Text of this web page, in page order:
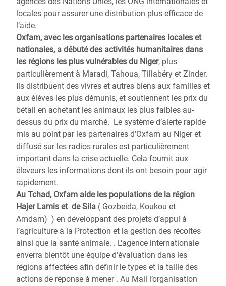
locales pour assurer une distribution plus efficace de
l’aide.
Oxfam, avec les organisations partenaires locales et
nationales, a débuté des activités humanitaires dans
les régions les plus vulnérables du Niger, plus
particulièrement à Maradi, Tahoua, Tillabéry et Zinder.
Ils distribuent des vivres et autres biens aux familles et
aux élèves les plus démunis, et soutiennent les prix du
bétail en achetant les animaux les plus faibles au-
dessus du prix du marché. Le système d’alerte rapide
mis au point par les partenaires d’Oxfam au Niger et
diffusé sur les radios rurales est particulièrement
important dans la crise actuelle. Cela fournit aux
éleveurs les informations dont ils ont besoin pour agir
rapidement.
Au Tchad, Oxfam aide les populations de la région
Hajer Lamis et de Sila ( Gozbeida, Koukou et
Amdam) ) en développant des projets d’appui à
l’agriculture à la Protection et la gestion des récoltes
ainsi que la santé animale. . L‘agence internationale
enverra bientôt une équipe d’évaluation dans les
régions affectées afin définir le types et la taille des
actions de réponse à mener . Au Mali l’organisation